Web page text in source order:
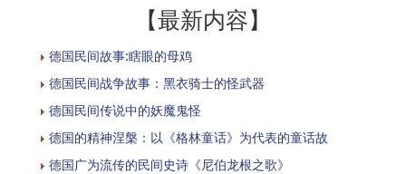
【最新内容】
德国民间故事:瞎眼的母鸡
德国民间战争故事：黑衣骑士的怪武器
德国民间传说中的妖魔鬼怪
德国的精神涅槃：以《格林童话》为代表的童话故
德国广为流传的民间史诗《尼伯龙根之歌》